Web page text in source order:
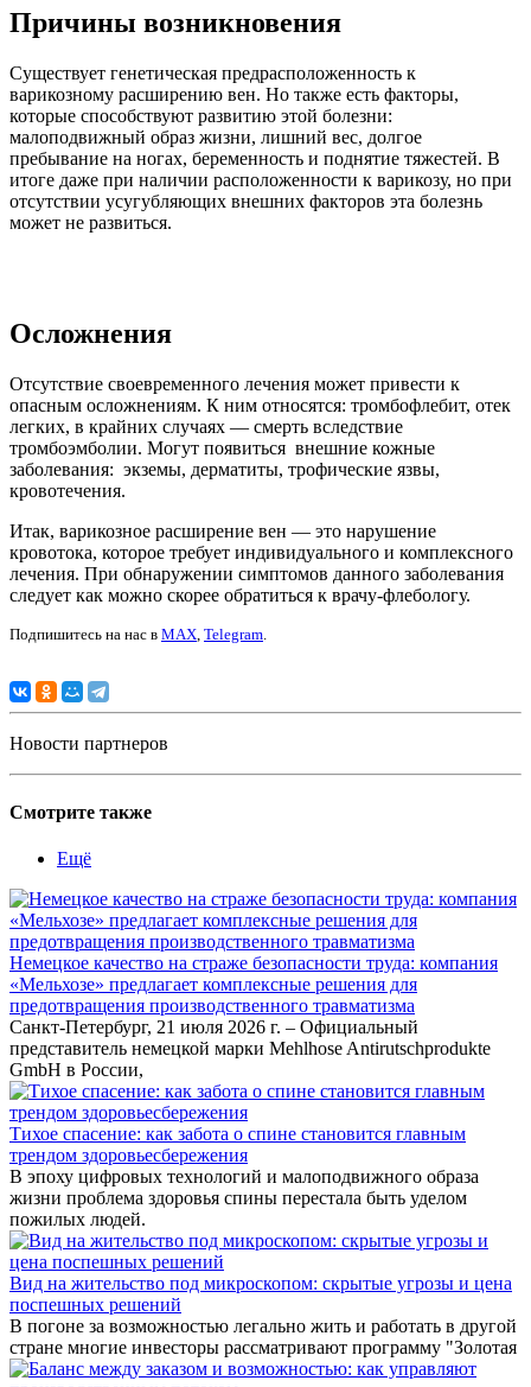
Причины возникновения
Существует генетическая предрасположенность к
варикозному расширению вен. Но также есть факторы,
которые способствуют развитию этой болезни:
малоподвижный образ жизни, лишний вес, долгое
пребывание на ногах, беременность и поднятие тяжестей. В
итоге даже при наличии расположенности к варикозу, но при
отсутствии усугубляющих внешних факторов эта болезнь
может не развиться.
Осложнения
Отсутствие своевременного лечения может привести к
опасным осложнениям. К ним относятся: тромбофлебит, отек
легких, в крайних случаях — смерть вследствие
тромбоэмболии. Могут появиться внешние кожные
заболевания: экземы, дерматиты, трофические язвы,
кровотечения.
Итак, варикозное расширение вен — это нарушение
кровотока, которое требует индивидуального и комплексного
лечения. При обнаружении симптомов данного заболевания
следует как можно скорее обратиться к врачу-флебологу.
Подпишитесь на нас в MAX, Telegram.
Новости партнеров
Смотрите также
Ещё
Немецкое качество на страже безопасности труда: компания
«Мельхозе» предлагает комплексные решения для
предотвращения производственного травматизма
Санкт-Петербург, 21 июля 2026 г. – Официальный
представитель немецкой марки Mehlhose Antirutschprodukte
GmbH в России,
Тихое спасение: как забота о спине становится главным
трендом здоровьесбережения
В эпоху цифровых технологий и малоподвижного образа
жизни проблема здоровья спины перестала быть уделом
пожилых людей.
Вид на жительство под микроскопом: скрытые угрозы и цена
поспешных решений
В погоне за возможностью легально жить и работать в другой
стране многие инвесторы рассматривают программу "Золотая